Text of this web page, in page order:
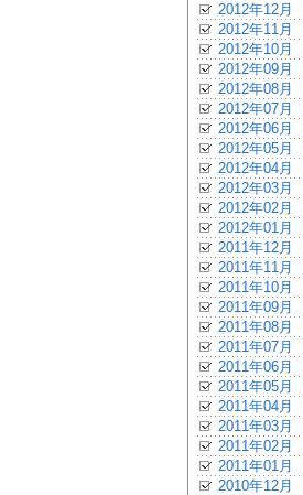
2012年12月
2012年11月
2012年10月
2012年09月
2012年08月
2012年07月
2012年06月
2012年05月
2012年04月
2012年03月
2012年02月
2012年01月
2011年12月
2011年11月
2011年10月
2011年09月
2011年08月
2011年07月
2011年06月
2011年05月
2011年04月
2011年03月
2011年02月
2011年01月
2010年12月